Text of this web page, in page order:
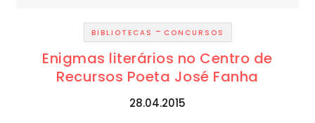
BIBLIOTECAS - CONCURSOS
Enigmas literários no Centro de
Recursos Poeta José Fanha
28.04.2015